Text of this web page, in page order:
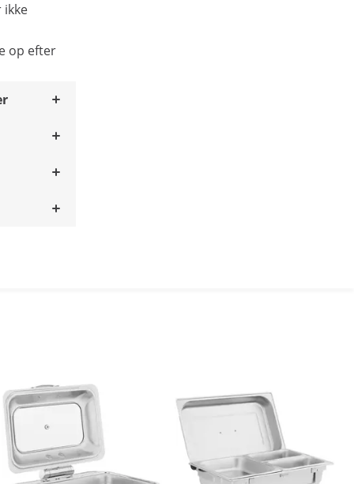
ikke
op efter